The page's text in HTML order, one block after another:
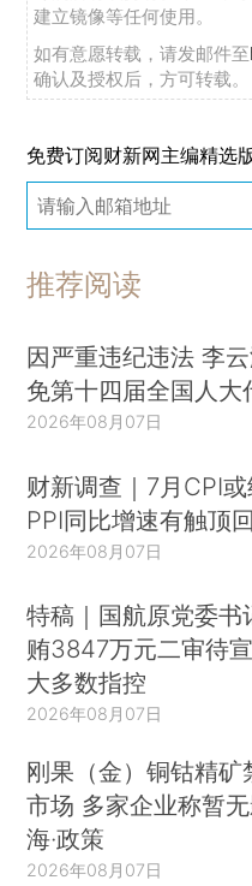
建立镜像等任何使用。
如有意愿转载，请发邮件至
确认及授权后，方可转载。
免费订阅财新网主编精选
推荐阅读
因严重违纪违法 李
免第十四届全国人大
2026年08月07日
财新调查｜7月CPI
PPI同比增速有触顶
2026年08月07日
特稿｜国航原党委书
贿3847万元二审待
大多数指控
2026年08月07日
刚果（金）铜钴精矿
市场 多家企业称暂
海·政策
2026年08月07日